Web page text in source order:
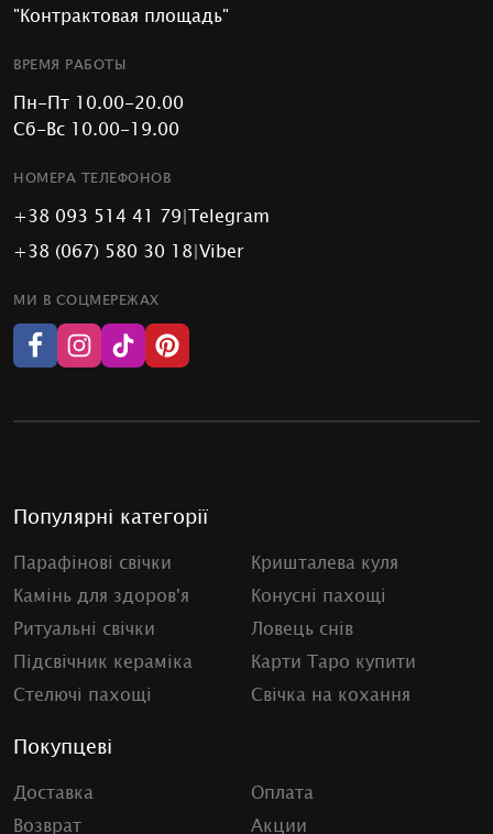
"Контрактовая площадь"
ВРЕМЯ РАБОТЫ
Пн-Пт 10.00-20.00
Сб-Вс 10.00-19.00
НОМЕРА ТЕЛЕФОНОВ
+38 093 514 41 79|Telegram
+38 (067) 580 30 18|Viber
МИ В СОЦМЕРЕЖАХ
Популярні категорії
Парафінові свічки
Кришталева куля
Камінь для здоров'я
Конусні пахощі
Ритуальні свічки
Ловець снів
Підсвічник кераміка
Карти Таро купити
Стелючі пахощі
Свічка на кохання
Покупцеві
Доставка
Оплата
Возврат
Акции